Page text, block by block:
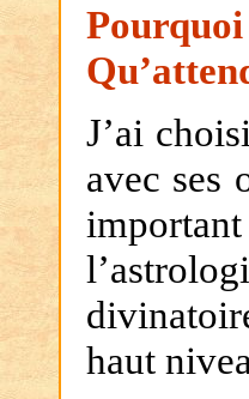
J’ai
avec ses
haut